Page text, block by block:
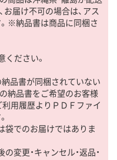
お届け不可の場合は、アス
※納品書は商品に同梱さ
ください。
納品書が同梱されていない
納品書をご希望のお客様
利用履歴よりＰＤＦファイ
袋でのお届けではありま
変更・キャンセル・返品・